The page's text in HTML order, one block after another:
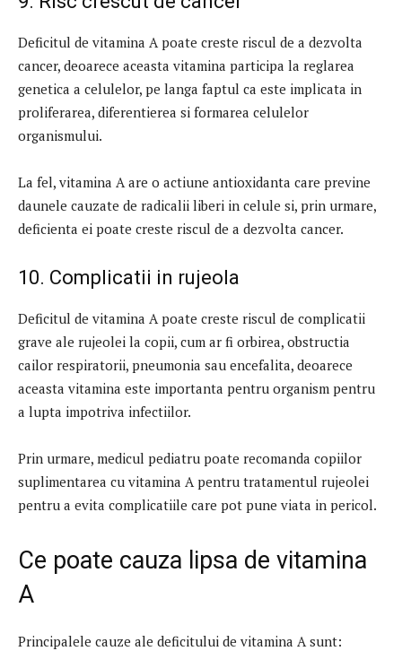
Deficitul de vitamina A poate creste riscul de a dezvolta
cancer, deoarece aceasta vitamina participa la reglarea
genetica a celulelor, pe langa faptul ca este implicata in
proliferarea, diferentierea si formarea celulelor
organismului.
La fel, vitamina A are o actiune antioxidanta care previne
daunele cauzate de radicalii liberi in celule si, prin urmare,
deficienta ei poate creste riscul de a dezvolta cancer.
10. Complicatii in rujeola
Deficitul de vitamina A poate creste riscul de complicatii
grave ale rujeolei la copii, cum ar fi orbirea, obstructia
cailor respiratorii, pneumonia sau encefalita, deoarece
aceasta vitamina este importanta pentru organism pentru
a lupta impotriva infectiilor.
Prin urmare, medicul pediatru poate recomanda copiilor
suplimentarea cu vitamina A pentru tratamentul rujeolei
pentru a evita complicatiile care pot pune viata in pericol.
Ce poate cauza lipsa de vitamina
A
Principalele cauze ale deficitului de vitamina A sunt: